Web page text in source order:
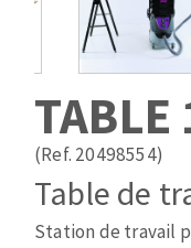
Pose des
Nettoyage
Mèches
Fraises carbure
Fers et
Lames de
Disques
Patins
Bandes
Disques fibre
Feuilles 230 x
(Ref. 20498554)
Table de
Station de travail